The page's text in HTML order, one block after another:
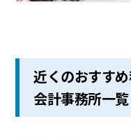
近くのおすす
会計事務所一覧